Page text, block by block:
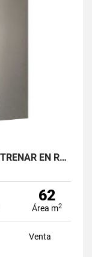
SE VENDE APARTAMENTO PARA ESTRENAR EN RESTREPO ANTONIO NARIÑO
62
Área m2
Venta